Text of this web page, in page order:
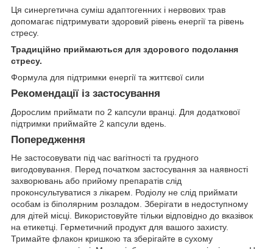
Ця синергетична суміш адаптогенних і нервових трав
допомагає підтримувати здоровий рівень енергії та рівень
стресу.
Традиційно приймаються для здорового подолання
стресу.
Формула для підтримки енергії та життєвої сили
Рекомендації із застосування
Дорослим приймати по 2 капсули вранці. Для додаткової
підтримки приймайте 2 капсули вдень.
Попередження
Не застосовувати під час вагітності та грудного
вигодовування. Перед початком застосування за наявності
захворювань або прийому препаратів слід
проконсультуватися з лікарем. Родіолу не слід приймати
особам із біполярним розладом. Зберігати в недоступному
для дітей місці. Використовуйте тільки відповідно до вказівок
на етикетці. Герметичний продукт для вашого захисту.
Тримайте флакон кришкою та зберігайте в сухому